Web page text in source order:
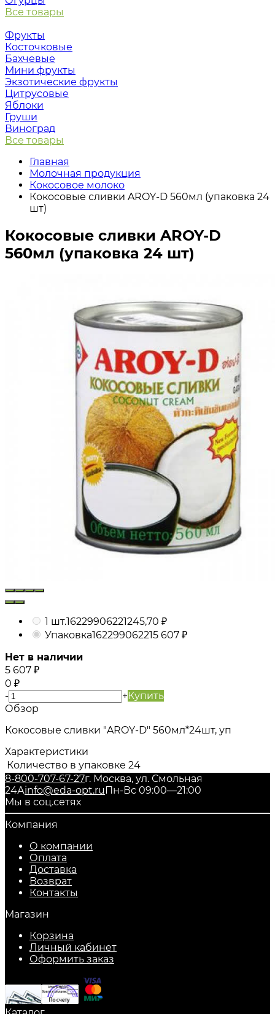
Все товары
Фрукты
Косточковые
Бахчевые
Мини фрукты
Экзотические фрукты
Цитрусовые
Яблоки
Груши
Виноград
Все товары
Главная
Молочная продукция
Кокосовое молоко
Кокосовые сливки AROY-D 560мл (упаковка 24
шт)
Кокосовые сливки AROY-D
560мл (упаковка 24 шт)
1 шт.16229906221245,70 ₽
Упаковка162299062215 607 ₽
Нет в наличии
5 607 ₽
0 ₽
-
+Купить
Обзор
Кокосовые сливки "AROY-D" 560мл*24шт, уп
Характеристики
Количество в упаковке 24
8-800-707-67-27г. Москва, ул. Смольная
24Аinfo@eda-opt.ruПн-Вс 09:00—21:00
Мы в соц.сетях
Компания
О компании
Оплата
Доставка
Возврат
Контакты
Магазин
Корзина
Личный кабинет
Оформить заказ